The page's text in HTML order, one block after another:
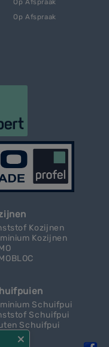
×
Op Afspraak
Op Afspraak
Kozijnen
Kozijnen
Schuifpui
Schuifpui
Schuifpui